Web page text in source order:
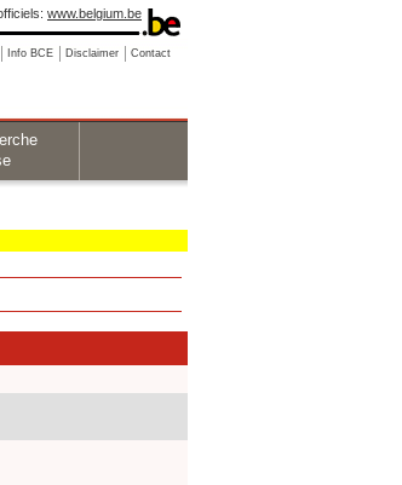
www.belgium.be
Info BCE Disclaimer Contact